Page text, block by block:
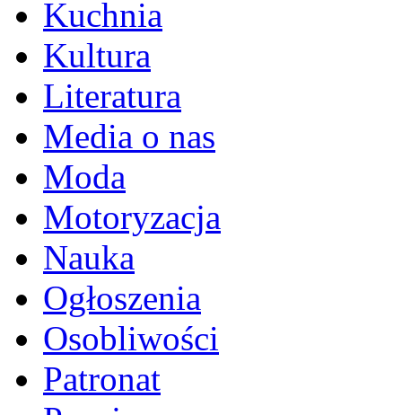
Kuchnia
Kultura
Literatura
Media o nas
Moda
Motoryzacja
Nauka
Ogłoszenia
Osobliwości
Patronat